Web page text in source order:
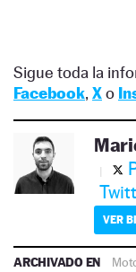
Sigue toda la
Facebook, Xo
VER
ARCHIVADO EN